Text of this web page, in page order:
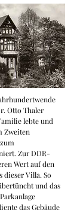
Otto Thaler
lebte und
Zweiten
Zur DDR-
Wert auf den
dieser Villa. So
und das
das Gebäude